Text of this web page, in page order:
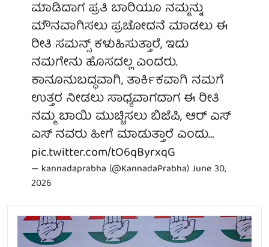
ಮಾಡಿದಾಗ ಪ್ರತಿ ಬಾರಿಯೂ ನಮ್ಮನ್ನು
ಮೌನವಾಗಿಸಲು ಪ್ರಚೋದನೆ ಮಾಡಲು ಈ
ರೀತಿ ಸಮನ್ಸ್ ಕಳುಹಿಸುತ್ತಾರೆ, ಇದು
ನಮಗೇನು ಹೊಸದಲ್ಲ ಎಂದರು.
ಕಾನೂನುಬದ್ಧವಾಗಿ, ತಾರ್ಕಿಕವಾಗಿ ನಮಗೆ
ಉತ್ತರ ನೀಡಲು ಸಾಧ್ಯವಾಗದಾಗ ಈ ರೀತಿ
ನಮ್ಮ ಬಾಯಿ ಮುಚ್ಚಿಸಲು ಬಿಜೆಪಿ, ಆರ್ ಎಸ್
ಎಸ್ ನವರು ಹೀಗೆ ಮಾಡುತ್ತಾರೆ ಎಂದು…
pic.twitter.com/tO6qByrxqG
— kannadaprabha (@KannadaPrabha)June 30,
2026